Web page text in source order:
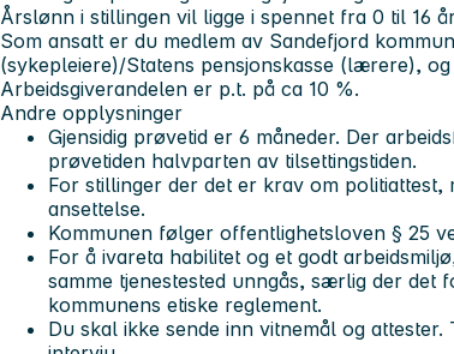
Årslønn i stillingen vil ligge i spennet fra 0 til 16
Som ansatt er du medlem av Sandefjord
(sykepleiere)/Statens pensjonskasse (lærere),
Arbeidsgiverandelen er p.t. på ca 10 %.
Andre opplysninger
Gjensidig prøvetid er 6 måneder. Der
prøvetiden halvparten av tilsettingstiden.
For stillinger der det er krav om politiattest,
ansettelse.
Kommunen følger offentlighetsloven § 25
For å ivareta habilitet og et godt
samme tjenestested unngås, særlig der
kommunens etiske reglement.
Du skal ikke sende inn vitnemål og